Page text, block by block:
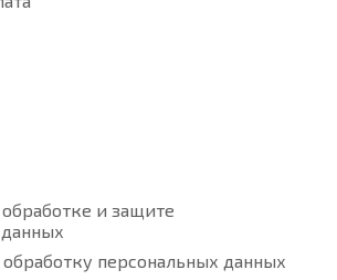
и защите
персональных данных